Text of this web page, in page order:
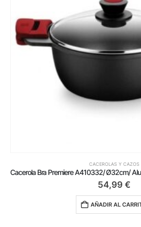
CACEROLAS Y CAZOS
54,99 €
AÑADIR AL